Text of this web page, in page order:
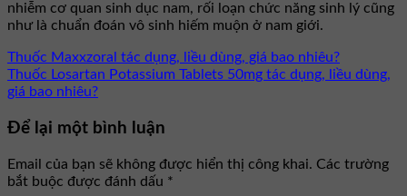
nhiễm cơ quan sinh dục nam, rối loạn chức năng sinh lý cũng
như là chuẩn đoán vô sinh hiếm muộn ở nam giới.
Thuốc Maxxzoral tác dụng, liều dùng, giá bao nhiêu?
Thuốc Losartan Potassium Tablets 50mg tác dụng, liều dùng,
giá bao nhiêu?
Để lại một bình luận
Email của bạn sẽ không được hiển thị công khai. Các trường
bắt buộc được đánh dấu *